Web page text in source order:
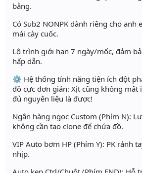
bằng.
Có Sub2 NONPK dành riêng cho anh
mái cày cuốc.
Lộ trình giới hạn 7 ngày/mốc, đảm
hấp dẫn.
⚙️ Hệ thống tính năng tiện ích đột
đồ cực đơn giản: Xịt cũng không mất
đủ nguyên liệu là được!
Ngân hàng ngọc Custom (Phím N):
không cần tạo clone để chứa đồ.
VIP Auto bơm HP (Phím Y): PK rảnh
nhịp.